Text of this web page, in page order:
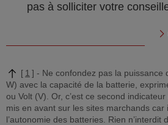
pas à solliciter votre
1
Ne confondez pas la puissance
W) avec la capacité de la batterie,
ou Volt (V). Or, c’est ce second
mis en avant sur les sites marchands
l’autonomie des batteries. Rien n’interdit